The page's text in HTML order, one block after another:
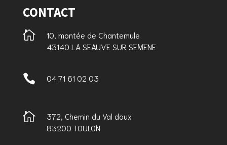
CONTACT

10, montée de Chantemule
43140 LA SEAUVE SUR SEMENE
 04 71 61 02 03

372, Chemin du Val doux
83200 TOULON